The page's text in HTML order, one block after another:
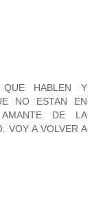
QUE HABLEN Y
NO ESTAN EN
DE LA
VOY A VOLVER A